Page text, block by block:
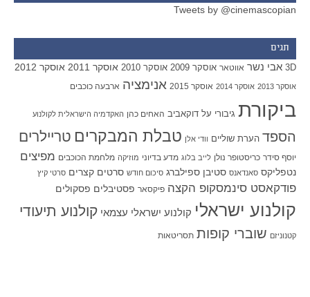
Tweets by @cinemascopian
תגים
3D אבי נשר אווטאר אוסקר 2009 אוסקר 2010 אוסקר 2011 אוסקר 2012
אוסקר 2013 אוסקר 2014 אוסקר 2015 אנימציה ארבעה כוכבים
ביקורת גיבורי על דוקאביב האחים כהן האקדמיה הישראלית לקולנוע
הספד הערת שוליים וודי אלן טבלת המבקרים טריילרים
יוסף סידר כריסטופר נולן לייב בלוג מדע בדיוני מוזיקה מלחמת הכוכבים מפיצים
נטפליקס סאנדאנס סטיבן ספילברג סיכום חודש סרטים קצרים סרטי קיץ
פודקאסט סינמסקופ הקצה פיקסאר פסטיבלים פסקולים
קולנוע ישראלי קולנוע ישראלי עצמאי קולנוע תיעודי
קטנוניזם שוברי קופות תסריטאות